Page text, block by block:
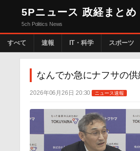
5Pニュース 政経まとめ
5ch Politics News
すべて 速報 IT・科学 スポーツ
なんでか急にナフサの
2026年06月26日 20:30 ニュース速報